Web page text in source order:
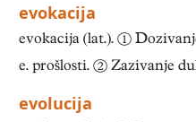
evokacija
evokacija (lat.). ①
e. prošlosti. ② Zazivanje
evolucija